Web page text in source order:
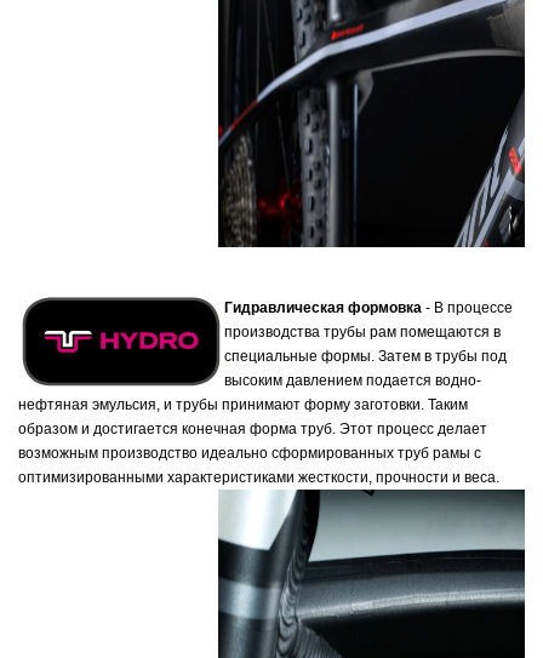
Гидравлическая формовка - В процессе
производства трубы рам помещаются в
специальные формы. Затем в трубы под
высоким давлением подается водно-
нефтяная эмульсия, и трубы принимают форму заготовки. Таким
образом и достигается конечная форма труб. Этот процесс делает
возможным производство идеально сформированных труб рамы с
оптимизированными характеристиками жесткости, прочности и веса.